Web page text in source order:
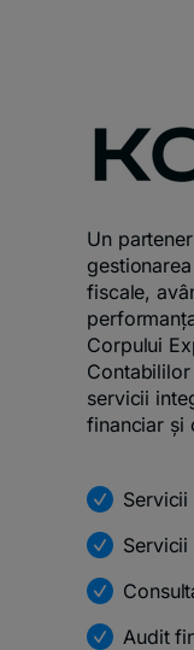
Un
fiscale,
Corpului
servicii
financiar și
Audit